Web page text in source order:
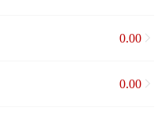
0.00
0.00